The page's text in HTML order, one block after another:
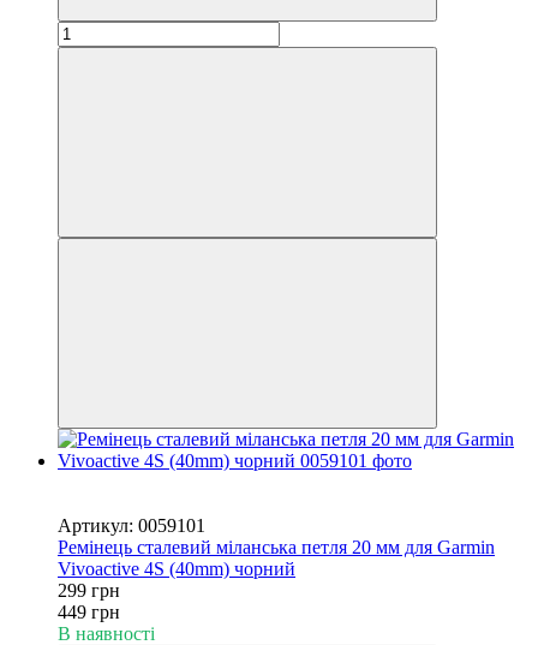
Артикул: 0059101
Ремінець сталевий міланська петля 20 мм для Garmin
Vivoactive 4S (40mm) чорний
299 грн
449 грн
В наявності